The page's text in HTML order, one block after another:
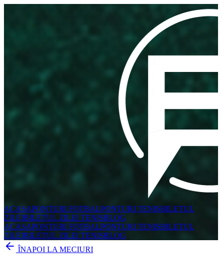
ACASAPONTURI FOTBALPONTURI TENISBILETUL
ZILEIBILETUL ZILEI TENISBLOG
ACASAPONTURI FOTBALPONTURI TENISBILETUL
ZILEIBILETUL ZILEI TENISBLOG
ÎNAPOI LA MECIURI